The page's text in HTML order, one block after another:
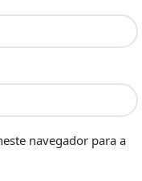
navegador para a